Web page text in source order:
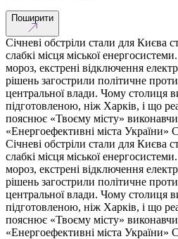
Поширити
Січневі обстріли стали для Києва
слабкі місця міської
мороз, екстрені відключення
рішень загострили політичне
центральної влади. Чому столиця
підготовленою, ніж Харків, і що
пояснює «Твоєму місту»
«Енергоефективні міста України»
Січневі обстріли стали для Києва
слабкі місця міської
мороз, екстрені відключення
рішень загострили політичне
центральної влади. Чому столиця
підготовленою, ніж Харків, і що
пояснює «Твоєму місту»
«Енергоефективні міста України»